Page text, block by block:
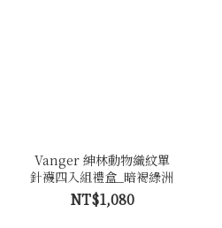
Vanger 紳林動物織紋單
針襪四入組禮盒_暗褐綠洲
NT$1,080